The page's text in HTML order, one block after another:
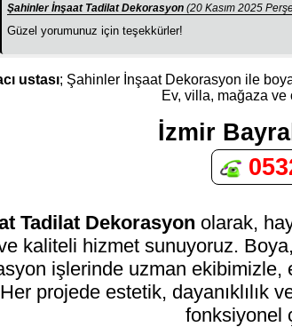
Şahinler İnşaat Tadilat Dekorasyon(20 Kasım 2025
Güzel yorumunuz için teşekkürler!
ustası; Şahinler İnşaat Dekorasyon ile
Ev, villa, mağaza ve
İzmir
Tadilat Dekorasyon olarak,
kaliteli hizmet sunuyoruz.
işlerinde uzman ekibimizle,
projede estetik, dayanıklılık
fonksiyonel